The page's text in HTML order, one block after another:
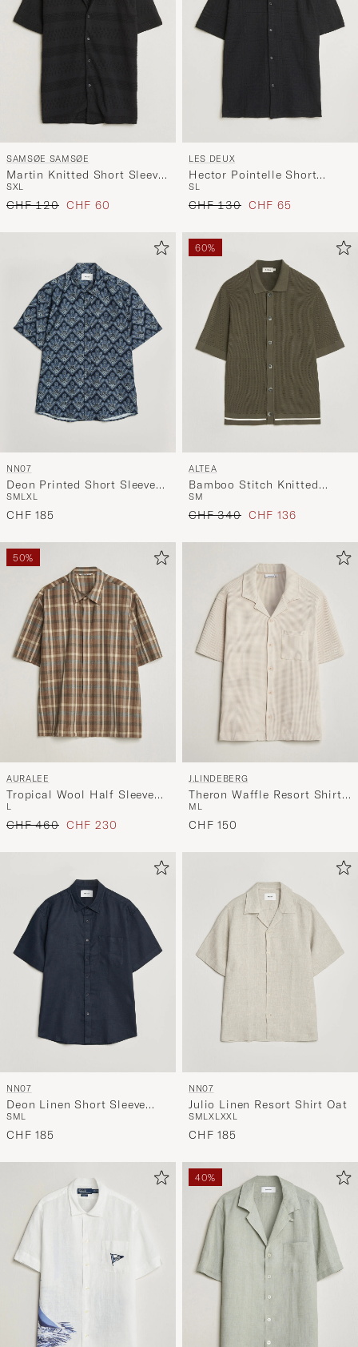
SAMSØE SAMSØE
Martin Knitted Short Sleeve
Shirt Black
SXL
Regulärer Preis
CHF 120 Reduzierter Preis
CHF 60
LES DEUX
Hector Pointelle Short
Sleeve Shirt Black
SL
Regulärer Preis
CHF 130 Reduzierter Preis
CHF 65
NN07
Deon Printed Short Sleeve
Shirt Navy Blue
SMLXL
CHF 185
60%
ALTEA
Bamboo Stitch Knitted
Camp Shirt Dark Green
SM
Regulärer Preis
CHF 340 Reduzierter Preis
CHF 136
50%
AURALEE
Tropical Wool Half Sleeve
Shirt Brown Check
L
Regulärer Preis
CHF 460 Reduzierter Preis
CHF 230
J.LINDEBERG
Theron Waffle Resort Shirt
Moonbeam
M L
CHF 150
NN07
Deon Linen Short Sleeve
Shirt Navy Blue
SML
CHF 185
NN07
Julio Linen Resort Shirt Oat
SMLXLXXL
CHF 185
40%